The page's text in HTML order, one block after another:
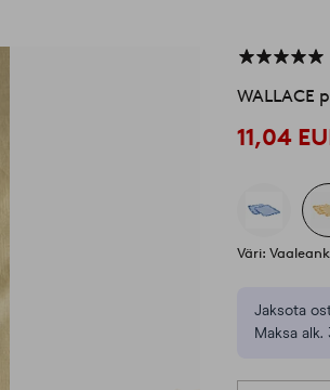
11,04
Väri:
Jaksota
Maksa alk.